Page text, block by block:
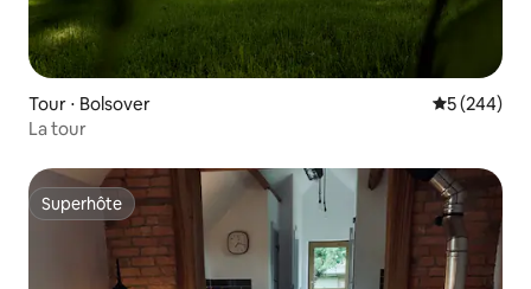
Tour ⋅ Bolsover Évaluation
5 (244)
La tour
Superhôte
Superhôte